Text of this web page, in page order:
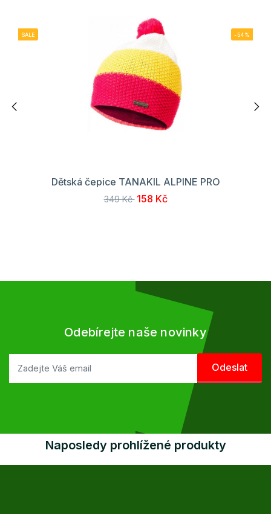
SALE -54%
Dětská čepice TANAKIL ALPINE PRO
349 Kč 158 Kč
Odebírejte naše novinky
Naposledy prohlížené produkty